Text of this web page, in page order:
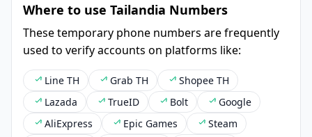
Where to use Tailandia Numbers
These temporary phone numbers are frequently
used to verify accounts on platforms like:
Line TH Grab TH
Shopee TH
Lazada
TrueID Bolt
Google
AliExpress
Epic Games
Steam